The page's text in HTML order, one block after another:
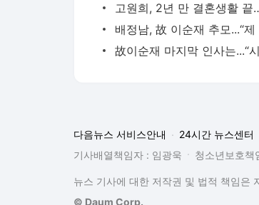
다음뉴스 서비스안내 24시간 뉴스센터
기사배열책임자 : 임광욱
청소년보호책
뉴스 기사에 대한 저작권 및 법적 책임은
© Daum Corp.